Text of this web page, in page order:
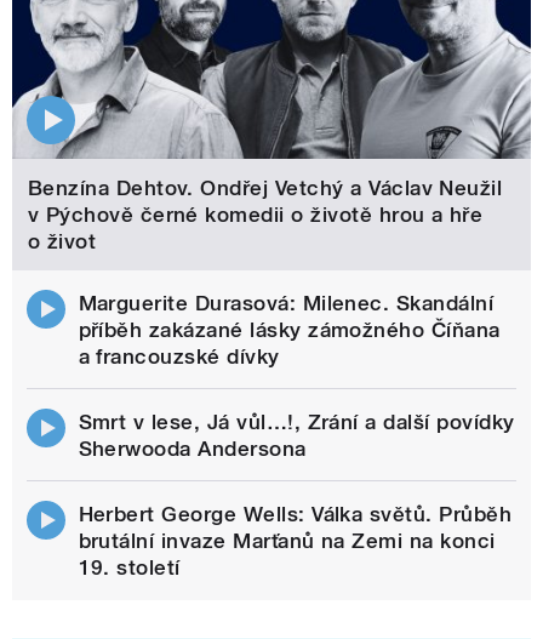
Benzína Dehtov. Ondřej Vetchý a Václav Neužil
v Pýchově černé komedii o životě hrou a hře
o život
Marguerite Durasová: Milenec. Skandální
příběh zakázané lásky zámožného Číňana
a francouzské dívky
Smrt v lese, Já vůl…!, Zrání a další povídky
Sherwooda Andersona
Herbert George Wells: Válka světů. Průběh
brutální invaze Marťanů na Zemi na konci
19. století